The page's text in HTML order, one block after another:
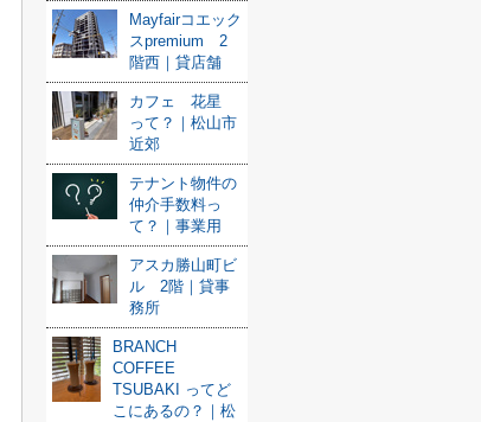
Mayfairコエック
スpremium 2
階西｜貸店舗
カフェ 花星
って？｜松山市
近郊
テナント物件の
仲介手数料っ
て？｜事業用
アスカ勝山町ビ
ル 2階｜貸事
務所
BRANCH
COFFEE
TSUBAKI ってど
こにあるの？｜松